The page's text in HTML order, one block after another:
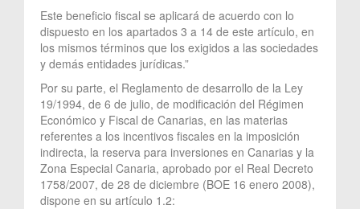
Este beneficio fiscal se aplicará de acuerdo con lo
dispuesto en los apartados 3 a 14 de este artículo, en
los mismos términos que los exigidos a las sociedades
y demás entidades jurídicas.”
Por su parte, el Reglamento de desarrollo de la Ley
19/1994, de 6 de julio, de modificación del Régimen
Económico y Fiscal de Canarias, en las materias
referentes a los incentivos fiscales en la imposición
indirecta, la reserva para inversiones en Canarias y la
Zona Especial Canaria, aprobado por el Real Decreto
1758/2007, de 28 de diciembre (BOE 16 enero 2008),
dispone en su artículo 1.2: